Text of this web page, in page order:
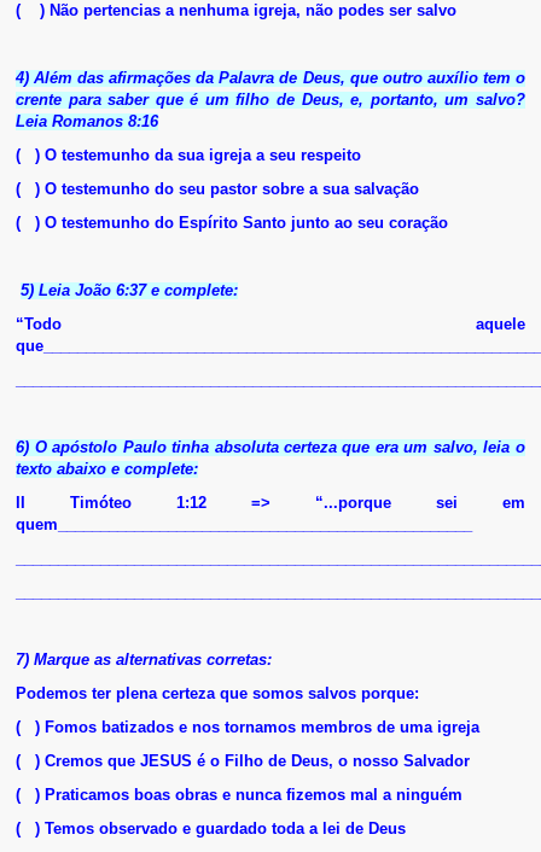
( ) Não pertencias a nenhuma igreja, não podes ser salvo
4) Além das afirmações da Palavra de Deus, que outro auxílio tem o
crente para saber que é um filho de Deus, e, portanto, um salvo?
Leia Romanos 8:16
( ) O testemunho da sua igreja a seu respeito
( ) O testemunho do seu pastor sobre a sua salvação
( ) O testemunho do Espírito Santo junto ao seu coração
5) Leia João 6:37 e complete:
“Todo aquele
6) O apóstolo Paulo tinha absoluta certeza que era um salvo, leia o
texto abaixo e complete:
II Timóteo 1:12 => “...porque sei em
quem_________________________________________________
7) Marque as alternativas corretas:
Podemos ter plena certeza que somos salvos porque:
( ) Fomos batizados e nos tornamos membros de uma igreja
( ) Cremos que JESUS é o Filho de Deus, o nosso Salvador
( ) Praticamos boas obras e nunca fizemos mal a ninguém
( ) Temos observado e guardado toda a lei de Deus